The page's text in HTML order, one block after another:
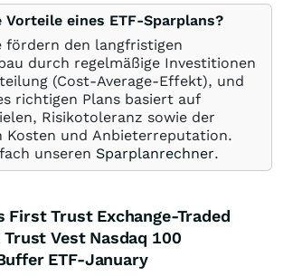
Vorteile eines ETF-Sparplans?
fördern den langfristigen
durch regelmäßige Investitionen
(Cost-Average-Effekt), und
richtigen Plans basiert auf
Risikotoleranz sowie der
Kosten und Anbieterreputation.
unseren Sparplanrechner.
First Trust Exchange-Traded
Vest Nasdaq 100
ETF-January